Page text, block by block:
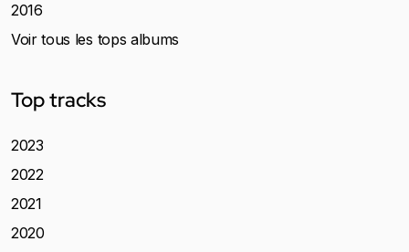
2016
Voir tous les tops albums
Top tracks
2023
2022
2021
2020